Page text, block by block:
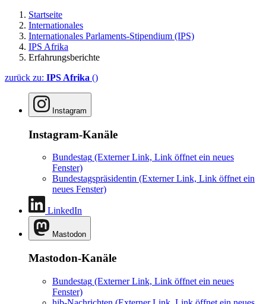
Startseite
Internationales
Internationales Parlaments-Stipendium (IPS)
IPS Afrika
Erfahrungsberichte
zurück zu: IPS Afrika ()
Instagram
Instagram-Kanäle
Bundestag (Externer Link, Link öffnet ein neues
Fenster)
Bundestagspräsidentin (Externer Link, Link öffnet ein
neues Fenster)
LinkedIn
Mastodon
Mastodon-Kanäle
Bundestag (Externer Link, Link öffnet ein neues
Fenster)